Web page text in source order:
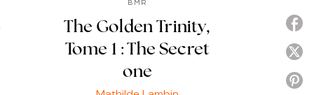
BMR
The Golden Trinity,
Tome 1 : The Secret
one